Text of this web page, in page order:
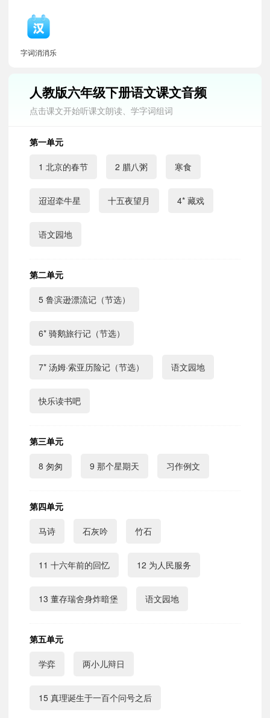
字词消消乐
人教版六年级下册语文课文音频
点击课文开始听课文朗读、学字词组词
第一单元
1 北京的春节 2 腊八粥 寒食
迢迢牵牛星 十五夜望月 4* 藏戏
语文园地
第二单元
5 鲁滨逊漂流记（节选）
6* 骑鹅旅行记（节选）
7* 汤姆·索亚历险记（节选） 语文园地
快乐读书吧
第三单元
8 匆匆 9 那个星期天 习作例文
第四单元
马诗 石灰吟 竹石
11 十六年前的回忆 12 为人民服务
13 董存瑞舍身炸暗堡 语文园地
第五单元
学弈 两小儿辩日
15 真理诞生于一百个问号之后